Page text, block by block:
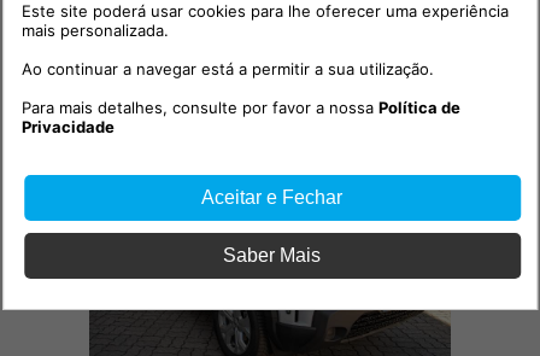
Outras notícias
Este site poderá usar cookies para lhe oferecer uma experiência
mais personalizada.
Ao continuar a navegar está a permitir a sua utilização.
Para mais detalhes, consulte por favor a nossaPolítica de
Privacidade
Aceitar e Fechar
Saber Mais